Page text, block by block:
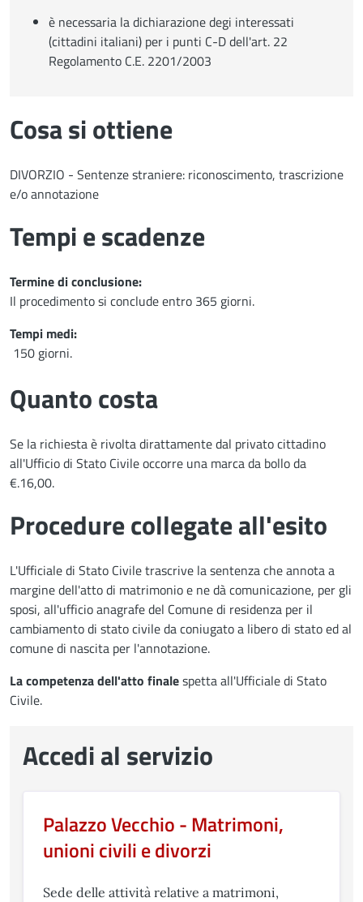
è necessaria la dichiarazione degi interessati
(cittadini italiani) per i punti C-D dell'art. 22
Regolamento C.E. 2201/2003
Cosa si ottiene
DIVORZIO - Sentenze straniere: riconoscimento, trascrizione
e/o annotazione
Tempi e scadenze
Termine di conclusione:
Il procedimento si conclude entro 365 giorni.
Tempi medi:
150 giorni.
Quanto costa
Se la richiesta è rivolta dirattamente dal privato cittadino
all'Ufficio di Stato Civile occorre una marca da bollo da
€.16,00.
Procedure collegate all'esito
L'Ufficiale di Stato Civile trascrive la sentenza che annota a
margine dell'atto di matrimonio e ne dà comunicazione, per gli
sposi, all'ufficio anagrafe del Comune di residenza per il
cambiamento di stato civile da coniugato a libero di stato ed al
comune di nascita per l'annotazione.
La competenza dell'atto finalespetta all'Ufficiale di Stato
Civile.
Accedi al servizio
Palazzo Vecchio - Matrimoni,
unioni civili e divorzi
Sede delle attività relative a matrimoni,